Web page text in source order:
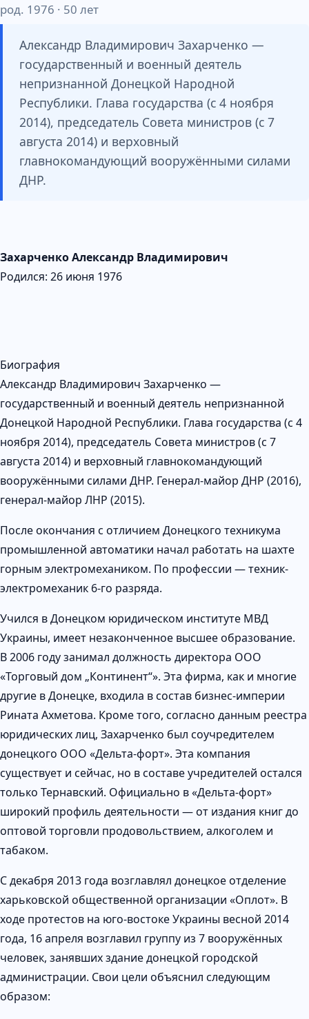
род. 1976 · 50 лет
Александр Владимирович Захарченко —
государственный и военный деятель
непризнанной Донецкой Народной
Республики. Глава государства (с 4 ноября
2014), председатель Совета министров (с 7
августа 2014) и верховный
главнокомандующий вооружёнными силами
ДНР.
Захарченко Александр Владимирович
Родился: 26 июня 1976
Биография
Александр Владимирович Захарченко —
государственный и военный деятель непризнанной
Донецкой Народной Республики. Глава государства (с 4
ноября 2014), председатель Совета министров (с 7
августа 2014) и верховный главнокомандующий
вооружёнными силами ДНР. Генерал-майор ДНР (2016),
генерал-майор ЛНР (2015).
После окончания с отличием Донецкого техникума
промышленной автоматики начал работать на шахте
горным электромехаником. По профессии — техник-
электромеханик 6-го разряда.
Учился в Донецком юридическом институте МВД
Украины, имеет незаконченное высшее образование.
В 2006 году занимал должность директора ООО
«Торговый дом „Континент“». Эта фирма, как и многие
другие в Донецке, входила в состав бизнес-империи
Рината Ахметова. Кроме того, согласно данным реестра
юридических лиц, Захарченко был соучредителем
донецкого ООО «Дельта-форт». Эта компания
существует и сейчас, но в составе учредителей остался
только Тернавский. Официально в «Дельта-форт»
широкий профиль деятельности — от издания книг до
оптовой торговли продовольствием, алкоголем и
табаком.
С декабря 2013 года возглавлял донецкое отделение
харьковской общественной организации «Оплот». В
ходе протестов на юго-востоке Украины весной 2014
года, 16 апреля возглавил группу из 7 вооружённых
человек, занявших здание донецкой городской
администрации. Свои цели объяснил следующим
образом: